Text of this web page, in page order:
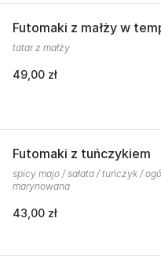
Futomaki z małży w
tatar z małży
49,00 zł
Futomaki z tuńczykiem
spicy majo / sałata / tuńczyk /
marynowana
43,00 zł